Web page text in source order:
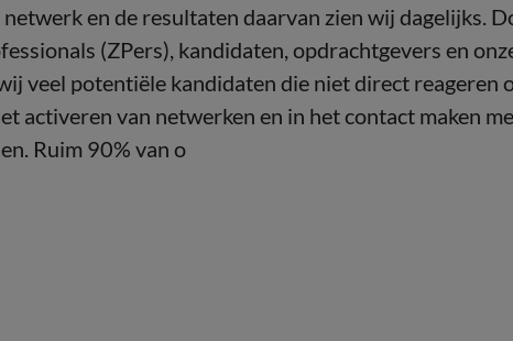
en de resultaten daarvan zien wij dagelijks.
(ZPers), kandidaten, opdrachtgevers en
veel potentiële kandidaten die niet direct reageren
activeren van netwerken en in het contact maken
Ruim 90% van o